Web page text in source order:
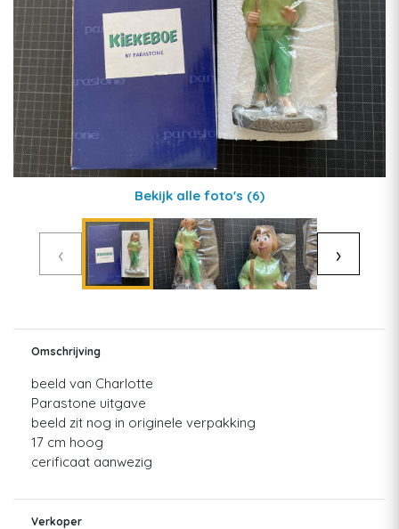
Bekijk alle foto's (6)
‹ ›
Omschrijving
beeld van Charlotte
Parastone uitgave
beeld zit nog in originele verpakking
17 cm hoog
cerificaat aanwezig
Verkoper